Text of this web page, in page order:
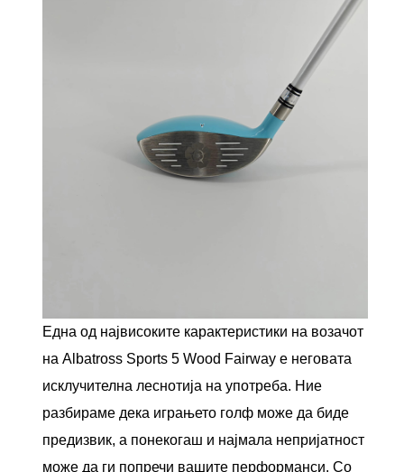
Една од највисоките карактеристики на возачот
на Albatross Sports 5 Wood Fairway е неговата
исклучителна леснотија на употреба. Ние
разбираме дека играњето голф може да биде
предизвик, а понекогаш и најмала непријатност
може да ги попречи вашите перформанси. Со